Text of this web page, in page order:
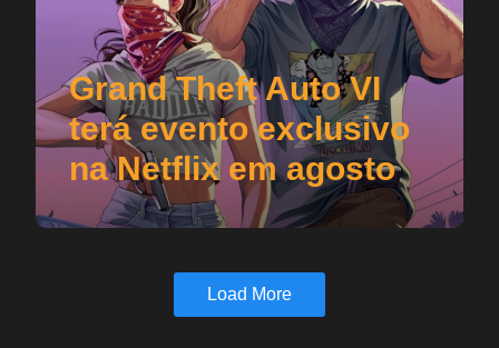
Grand Theft Auto VI
terá evento exclusivo
na Netflix em agosto
Load More